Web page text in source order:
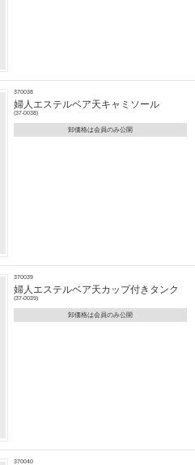
370038
婦人エステルベア天キャミソール
(37-0038)
卸価格は会員のみ公開
370039
婦人エステルベア天カップ付きタンク
(37-0039)
卸価格は会員のみ公開
370040